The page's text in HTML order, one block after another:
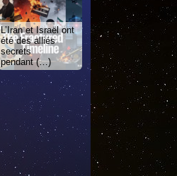
L’Iran et Israël ont
été des alliés
secrets
pendant (…)